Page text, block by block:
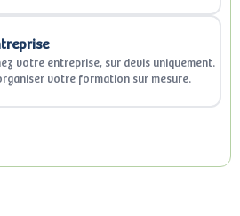
votre entreprise, sur devis uniquement.
votre formation sur mesure.